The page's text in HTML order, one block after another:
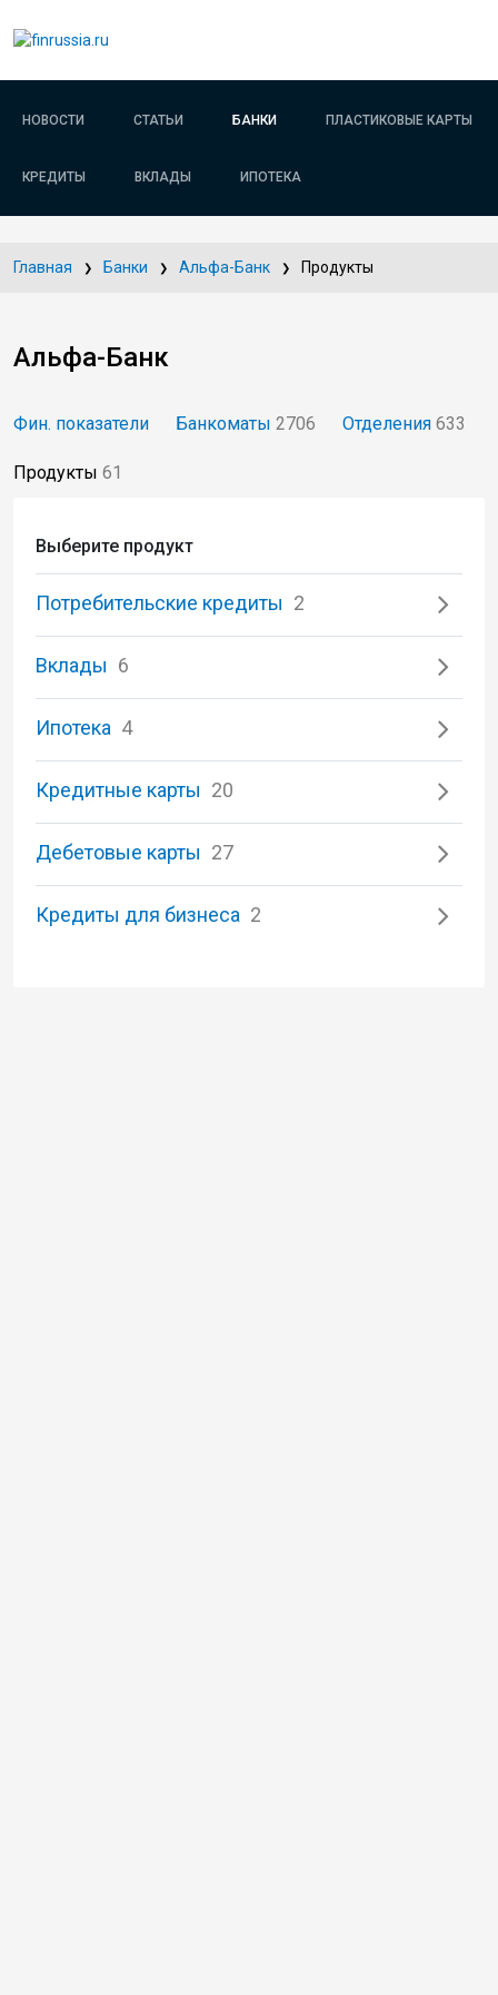
НОВОСТИ СТАТЬИ БАНКИ ПЛАСТИКОВЫЕ КАРТЫ
КРЕДИТЫ ВКЛАДЫ ИПОТЕКА
Главная Банки Альфа-Банк Продукты
Альфа-Банк
Фин. показатели Банкоматы 2706 Отделения 633
Продукты 61
Выберите продукт
Потребительские кредиты 2
Вклады 6
Ипотека 4
Кредитные карты 20
Дебетовые карты 27
Кредиты для бизнеса 2